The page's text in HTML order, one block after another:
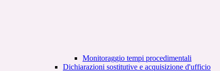
Monitoraggio tempi procedimentali
Dichiarazioni sostitutive e acquisizione d'ufficio